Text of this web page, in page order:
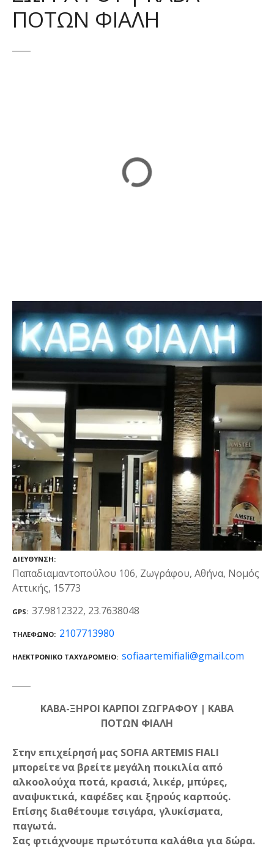
ΠΟΤΩΝ ΦΙΑΛΗ
ΔΙΕΎΘΥΝΣΗ
Παπαδιαμαντοπούλου 106, Ζωγράφου, Αθήνα, Νομός
Αττικής, 15773
GPS 37.9812322, 23.7638048
ΤΗΛΈΦΩΝΟ 2107713980
ΗΛΕΚΤΡΟΝΙΚΌ ΤΑΧΥΔΡΟΜΕΊΟ sofiaartemifiali@gmail.com
ΚΑΒΑ-ΞΗΡΟΙ ΚΑΡΠΟΙ ΖΩΓΡΑΦΟΥ | ΚΑΒΑ
ΠΟΤΩΝ ΦΙΑΛΗ
Στην επιχείρησή μας SOFIA ARTEMIS FIALI
μπορείτε να βρείτε μεγάλη ποικιλία από
αλκοολούχα ποτά, κρασιά, λικέρ, μπύρες,
αναψυκτικά, καφέδες και ξηρούς καρπούς.
Επίσης διαθέτουμε τσιγάρα, γλυκίσματα,
παγωτά.
Σας φτιάχνουμε πρωτότυπα καλάθια για δώρα.